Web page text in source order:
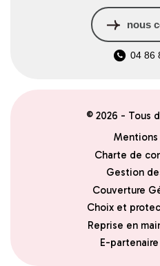
nous
04 86
© 2026 - Tous
Charte de
Gestion
Couverture
Choix et
Reprise en
E-